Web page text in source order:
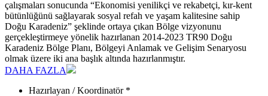
çalışmaları sonucunda “Ekonomisi yenilikçi ve rekabetçi, kır-kent
bütünlüğünü sağlayarak sosyal refah ve yaşam kalitesine sahip
Doğu Karadeniz” şeklinde ortaya çıkan Bölge vizyonunu
gerçekleştirmeye yönelik hazırlanan 2014-2023 TR90 Doğu
Karadeniz Bölge Planı, Bölgeyi Anlamak ve Gelişim Senaryosu
olmak üzere iki ana başlık altında hazırlanmıştır.
DAHA FAZLA
Hazırlayan / Koordinatör *